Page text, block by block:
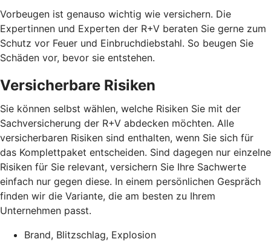
Vorbeugen ist genauso wichtig wie versichern. Die
Expertinnen und Experten der R+V beraten Sie gerne zum
Schutz vor Feuer und Einbruchdiebstahl. So beugen Sie
Schäden vor, bevor sie entstehen.
Versicherbare Risiken
Sie können selbst wählen, welche Risiken Sie mit der
Sachversicherung der R+V abdecken möchten. Alle
versicherbaren Risiken sind enthalten, wenn Sie sich für
das Komplettpaket entscheiden. Sind dagegen nur einzelne
Risiken für Sie relevant, versichern Sie Ihre Sachwerte
einfach nur gegen diese. In einem persönlichen Gespräch
finden wir die Variante, die am besten zu Ihrem
Unternehmen passt.
Brand, Blitzschlag, Explosion